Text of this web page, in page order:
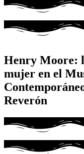
Henry Moore:
mujer en el
Reverón